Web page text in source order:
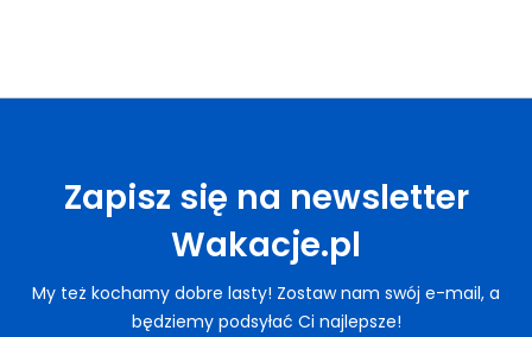
Zapisz się na newsletter
Wakacje.pl
My też kochamy dobre lasty! Zostaw nam swój e-mail, a
będziemy podsyłać Ci najlepsze!